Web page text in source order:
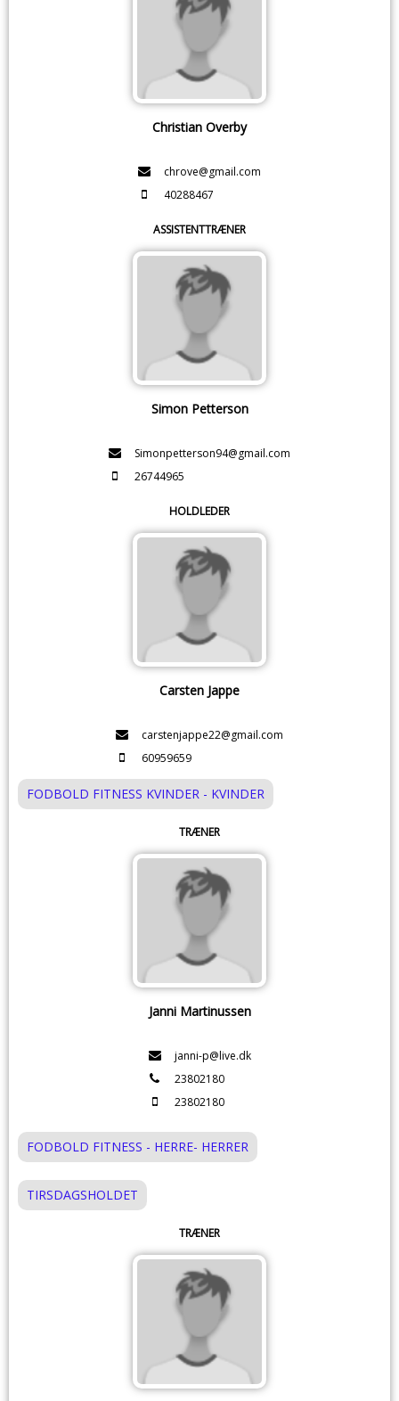
Christian Overby
chrove@gmail.com
40288467
ASSISTENTTRÆNER
Simon Petterson
Simonpetterson94@gmail.com
26744965
HOLDLEDER
Carsten Jappe
carstenjappe22@gmail.com
60959659
FODBOLD FITNESS KVINDER - KVINDER
TRÆNER
Janni Martinussen
janni-p@live.dk
23802180
23802180
FODBOLD FITNESS - HERRE- HERRER
TIRSDAGSHOLDET
TRÆNER